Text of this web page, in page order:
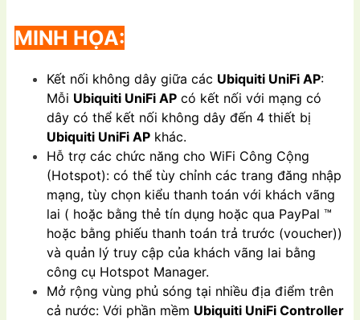
MINH HỌA:
Kết nối không dây giữa các Ubiquiti UniFi AP:
Mỗi Ubiquiti UniFi AP có kết nối với mạng có
dây có thể kết nối không dây đến 4 thiết bị
Ubiquiti UniFi AP khác.
Hỗ trợ các chức năng cho WiFi Công Cộng
(Hotspot): có thể tùy chỉnh các trang đăng nhập
mạng, tùy chọn kiểu thanh toán với khách vãng
lai ( hoặc bằng thẻ tín dụng hoặc qua PayPal ™
hoặc bằng phiếu thanh toán trả trước (voucher))
và quản lý truy cập của khách vãng lai bằng
công cụ Hotspot Manager.
Mở rộng vùng phủ sóng tại nhiều địa điểm trên
cả nước: Với phần mềm Ubiquiti UniFi Controller